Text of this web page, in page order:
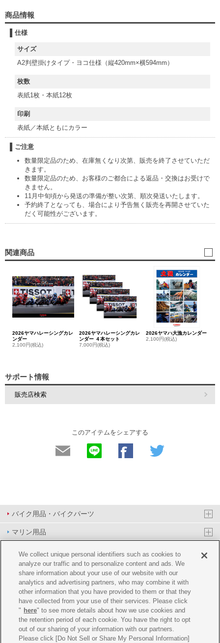
商品情報
仕様
サイズ
A2判壁掛けタイプ・ヨコ仕様（縦420mm×横594mm）
枚数
表紙1枚・本紙12枚
印刷
表紙／本紙ともにカラー
ご注意
数量限定品のため、在庫無くなり次第、販売を終了させていただ
きます。
数量限定品のため、お客様のご都合による返品・交換はお受けで
きません。
11月中旬頃から発送の準備が整い次第、順次発送いたします。
予約終了となっても、場合により予告無く販売を再開させていた
だく可能性がございます。
関連商品
2026ヤマハレーシングカレ
ンダー
2,100円(税込)
2026ヤマハレーシングカレ
ンダー ４本セット
7,000円(税込)
2026ヤマハ大漁カレンダー
2,100円(税込)
サポート情報
販売店検索
このアイテムをシェアする
バイク用品・バイクパーツ
マリン用品
PAS/YPJ用品
その他用品
イベント&エンターテイメント
オンラインショップ
企業情報
We collect unique personal identifiers such as cookies to
analyze our traffic and to personalize content and ads. We
share information about your use of our website with our
analytics and advertising partners, who may combine it with
other information that you have provided to them or that they
have collected from your use of their services. Please click
" here" to see more details about how we use cookies and
the retention period of each cookie. You have the right to opt
out of our sharing of your information with our partners.
Please click [Do Not Sell or Share My Personal Information]